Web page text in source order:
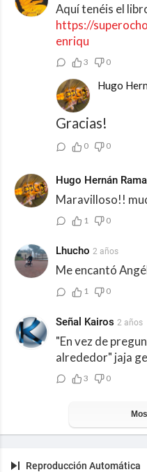
Aquí tenéis el
https://
enriqu
3 0
Hugo
Gracias!
0 0
Hugo Hernán Rama
Maravilloso!!
1 0
Lhucho 2 años
Me encantó
1 0
Señal Kairos 2 años
"En vez de
alrededor" jaja
3 0
Reproducción Automática